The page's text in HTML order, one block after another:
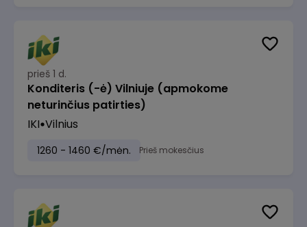
prieš 1 d.
Konditeris (-ė) Vilniuje (apmokome
neturinčius patirties)
IKI Vilnius
1260 - 1460 €/mėn. Prieš mokesčius